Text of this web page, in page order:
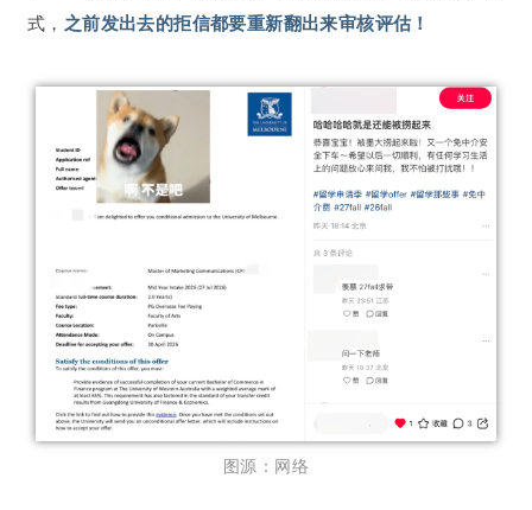
式， 之前发出去的拒信都要重新翻出来审核评估！
图源：网络